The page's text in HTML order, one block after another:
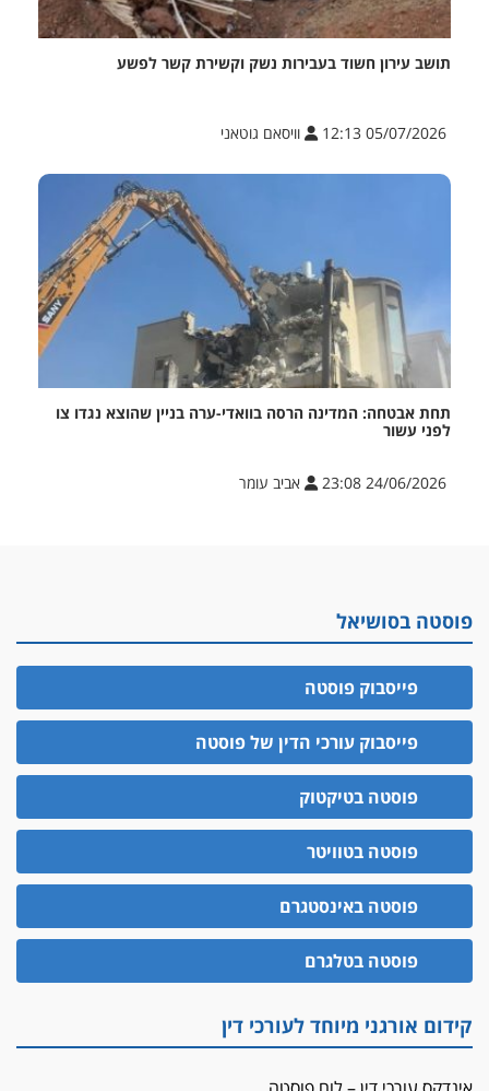
תושב עירון חשוד בעבירות נשק וקשירת קשר לפשע
05/07/2026 12:13 וויסאם גוטאני
תחת אבטחה: המדינה הרסה בוואדי-ערה בניין שהוצא נגדו צו
לפני עשור
24/06/2026 23:08 אביב עומר
פוסטה בסושיאל
פייסבוק פוסטה
פייסבוק עורכי הדין של פוסטה
פוסטה בטיקטוק
פוסטה בטוויטר
פוסטה באינסטגרם
פוסטה בטלגרם
קידום אורגני מיוחד לעורכי דין